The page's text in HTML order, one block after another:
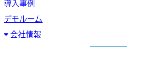
導入事例
デモルーム
会社情報